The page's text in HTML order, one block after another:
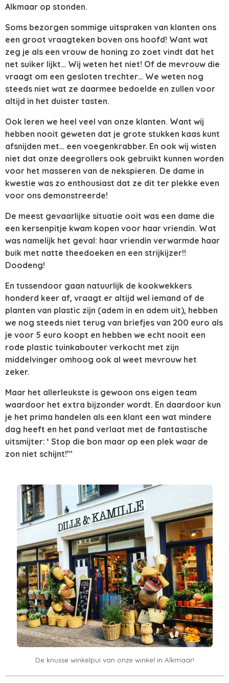
Alkmaar op stonden.
Soms bezorgen sommige uitspraken van klanten ons
een groot vraagteken boven ons hoofd! Want wat
zeg je als een vrouw de honing zo zoet vindt dat het
net suiker lijkt… Wij weten het niet! Of de mevrouw die
vraagt om een gesloten trechter… We weten nog
steeds niet wat ze daarmee bedoelde en zullen voor
altijd in het duister tasten.
Ook leren we heel veel van onze klanten. Want wij
hebben nooit geweten dat je grote stukken kaas kunt
afsnijden met… een voegenkrabber. En ook wij wisten
niet dat onze deegrollers ook gebruikt kunnen worden
voor het masseren van de nekspieren. De dame in
kwestie was zo enthousiast dat ze dit ter plekke even
voor ons demonstreerde!
De meest gevaarlijke situatie ooit was een dame die
een kersenpitje kwam kopen voor haar vriendin. Wat
was namelijk het geval: haar vriendin verwarmde haar
buik met natte theedoeken en een strijkijzer!!
Doodeng!
En tussendoor gaan natuurlijk de kookwekkers
honderd keer af, vraagt er altijd wel iemand of de
planten van plastic zijn (adem in en adem uit), hebben
we nog steeds niet terug van briefjes van 200 euro als
je voor 5 euro koopt en hebben we echt nooit een
rode plastic tuinkabouter verkocht met zijn
middelvinger omhoog ook al weet mevrouw het
zeker.
Maar het allerleukste is gewoon ons eigen team
waardoor het extra bijzonder wordt. En daardoor kun
je het prima handelen als een klant een wat mindere
dag heeft en het pand verlaat met de fantastische
uitsmijter: ‘ Stop die bon maar op een plek waar de
zon niet schijnt!’"
De knusse winkelpui van onze winkel in Alkmaar!